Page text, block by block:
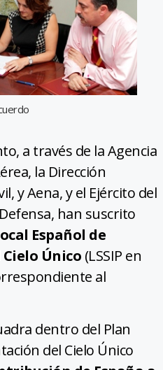
a través de la Agencia
la Dirección
y Aena, y el Ejército del
han suscrito
Español de
Único (LSSIP en
al
dentro del Plan
del Cielo Único